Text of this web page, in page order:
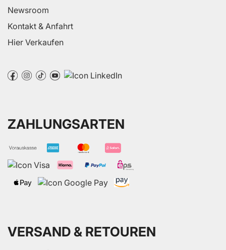
Newsroom
Kontakt & Anfahrt
Hier Verkaufen
ZAHLUNGSARTEN
VERSAND & RETOUREN